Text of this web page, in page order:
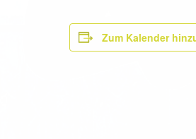
Zum Kalender